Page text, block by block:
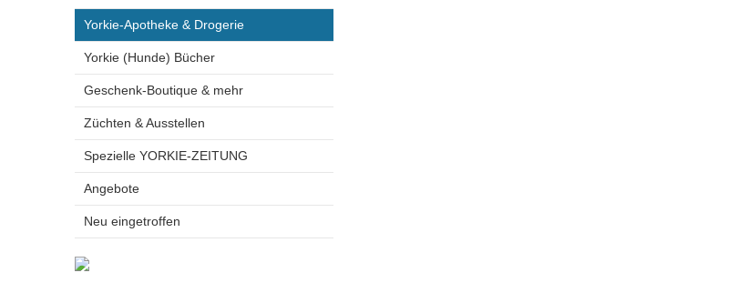
Yorkie-Apotheke & Drogerie
Yorkie (Hunde) Bücher
Geschenk-Boutique & mehr
Züchten & Ausstellen
Spezielle YORKIE-ZEITUNG
Angebote
Neu eingetroffen